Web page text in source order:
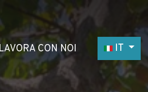
LAVORA CON NOI Seleziona
IT